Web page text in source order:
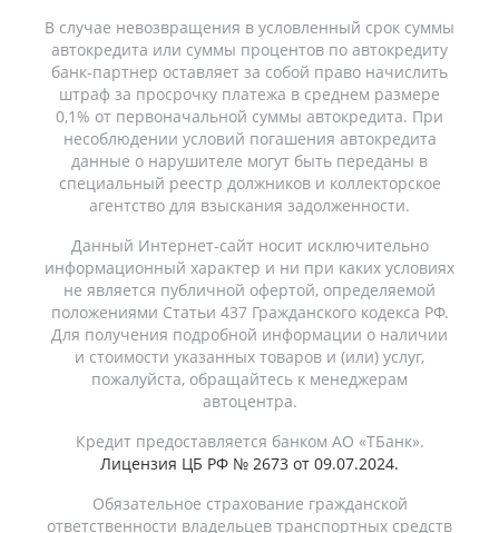
В случае невозвращения в условленный срок суммы
автокредита или суммы процентов по автокредиту
банк-партнер оставляет за собой право начислить
штраф за просрочку платежа в среднем размере
0,1% от первоначальной суммы автокредита. При
несоблюдении условий погашения автокредита
данные о нарушителе могут быть переданы в
специальный реестр должников и коллекторское
агентство для взыскания задолженности.
Данный Интернет-сайт носит исключительно
информационный характер и ни при каких условиях
не является публичной офертой, определяемой
положениями Статьи 437 Гражданского кодекса РФ.
Для получения подробной информации о наличии
и стоимости указанных товаров и (или) услуг,
пожалуйста, обращайтесь к менеджерам
автоцентра.
Кредит предоставляется банком АО «ТБанк».
Лицензия ЦБ РФ № 2673 от 09.07.2024.
Обязательное страхование гражданской
ответственности владельцев транспортных средств